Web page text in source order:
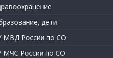
дети
МВД России по СО
МЧС России по СО